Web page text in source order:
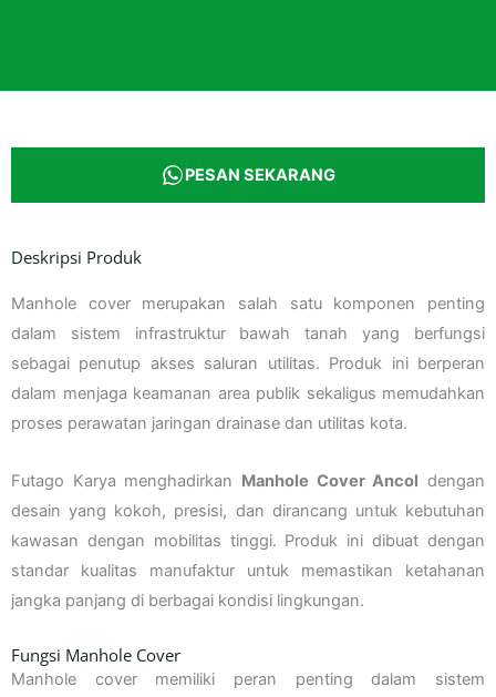
PESAN SEKARANG
Deskripsi Produk
Manhole cover merupakan salah satu komponen penting
dalam sistem infrastruktur bawah tanah yang berfungsi
sebagai penutup akses saluran utilitas. Produk ini berperan
dalam menjaga keamanan area publik sekaligus memudahkan
proses perawatan jaringan drainase dan utilitas kota.
Futago Karya menghadirkan Manhole Cover Ancol dengan
desain yang kokoh, presisi, dan dirancang untuk kebutuhan
kawasan dengan mobilitas tinggi. Produk ini dibuat dengan
standar kualitas manufaktur untuk memastikan ketahanan
jangka panjang di berbagai kondisi lingkungan.
Fungsi Manhole Cover
Manhole cover memiliki peran penting dalam sistem